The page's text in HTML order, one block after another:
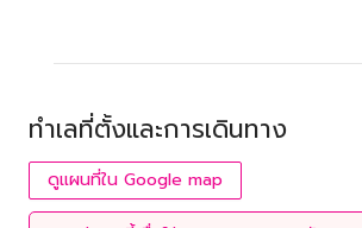
ทำเลที่ตั้งและการเดินทาง
ดูแผนที่ใน Google map